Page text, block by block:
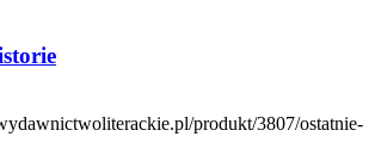
produkt/3807/ostatnie-